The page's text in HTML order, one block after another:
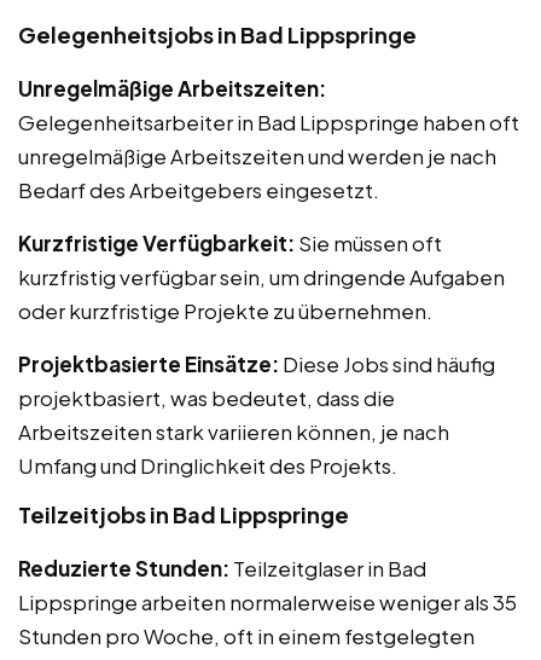
Gelegenheitsjobs in Bad Lippspringe
Unregelmäßige Arbeitszeiten:
Gelegenheitsarbeiter in Bad Lippspringe haben oft
unregelmäßige Arbeitszeiten und werden je nach
Bedarf des Arbeitgebers eingesetzt.
Kurzfristige Verfügbarkeit: Sie müssen oft
kurzfristig verfügbar sein, um dringende Aufgaben
oder kurzfristige Projekte zu übernehmen.
Projektbasierte Einsätze: Diese Jobs sind häufig
projektbasiert, was bedeutet, dass die
Arbeitszeiten stark variieren können, je nach
Umfang und Dringlichkeit des Projekts.
Teilzeitjobs in Bad Lippspringe
Reduzierte Stunden: Teilzeitglaser in Bad
Lippspringe arbeiten normalerweise weniger als 35
Stunden pro Woche, oft in einem festgelegten